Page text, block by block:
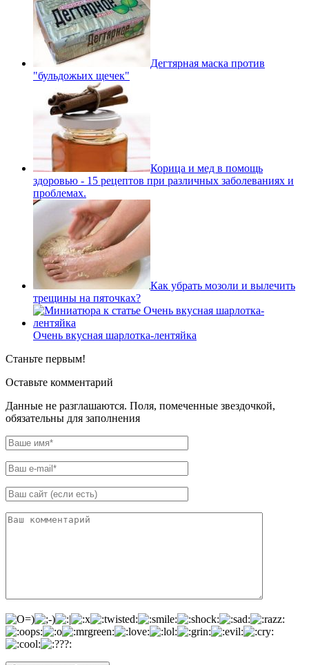
Дегтярная маска против
"бульдожьих щечек"
Корица и мед в помощь
здоровью - 15 рецептов при различных заболеваниях и
проблемах.
Как убрать мозоли и вылечить
трещины на пяточках?
Очень вкусная шарлотка-лентяйка
Станьте первым!
Оставьте комментарий
Данные не разглашаются. Поля, помеченные звездочкой,
обязательны для заполнения